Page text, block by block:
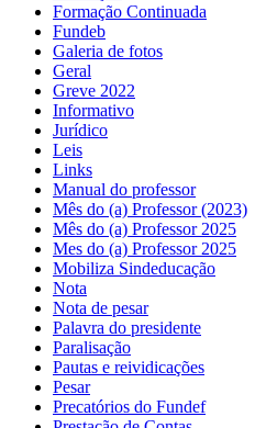
Formação Continuada
Fundeb
Galeria de fotos
Geral
Greve 2022
Informativo
Jurídico
Leis
Links
Manual do professor
Mês do (a) Professor (2023)
Mês do (a) Professor 2025
Mes do (a) Professor 2025
Mobiliza Sindeducação
Nota
Nota de pesar
Palavra do presidente
Paralisação
Pautas e reividicações
Pesar
Precatórios do Fundef